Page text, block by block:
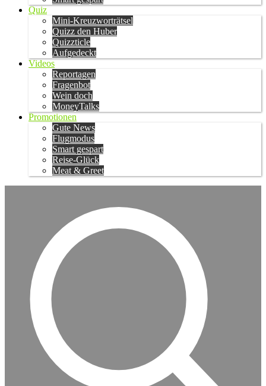
Quiz
Mini-Kreuzworträtsel
Quizz den Huber
Quizzticle
Aufgedeckt
Videos
Reportagen
Fragenbot
Wein doch
MoneyTalks
Promotionen
Gute News
Flugmodus
Smart gespart
Reise-Glück
Meat & Greet